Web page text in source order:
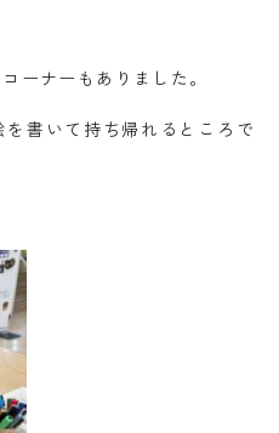
ーナーもありました。
書いて持ち帰れるところで